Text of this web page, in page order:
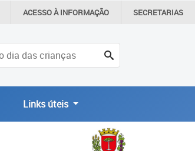
ACESSO ÀINFORMAÇÃO SECRETARIAS
Links úteis